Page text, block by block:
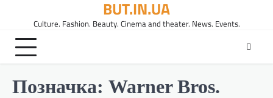
вмісту
BUT.IN.UA
Culture. Fashion. Beauty. Cinema and theater. News. Events.
Позначка: Warner Bros.